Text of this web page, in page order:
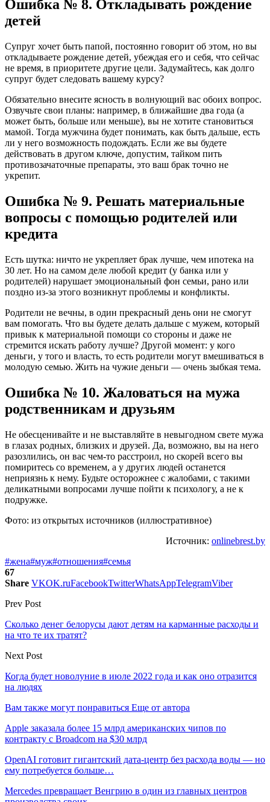
Ошибка № 8. Откладывать рождение
детей
Супруг хочет быть папой, постоянно говорит об этом, но вы
откладываете рождение детей, убеждая его и себя, что сейчас
не время, в приоритете другие цели. Задумайтесь, как долго
супруг будет следовать вашему курсу?
Обязательно внесите ясность в волнующий вас обоих вопрос.
Озвучьте свои планы: например, в ближайшие два года (а
может быть, больше или меньше), вы не хотите становиться
мамой. Тогда мужчина будет понимать, как быть дальше, есть
ли у него возможность подождать. Если же вы будете
действовать в другом ключе, допустим, тайком пить
противозачаточные препараты, это ваш брак точно не
укрепит.
Ошибка № 9. Решать материальные
вопросы с помощью родителей или
кредита
Есть шутка: ничто не укрепляет брак лучше, чем ипотека на
30 лет. Но на самом деле любой кредит (у банка или у
родителей) нарушает эмоциональный фон семьи, рано или
поздно из-за этого возникнут проблемы и конфликты.
Родители не вечны, в один прекрасный день они не смогут
вам помогать. Что вы будете делать дальше с мужем, который
привык к материальной помощи со стороны и даже не
стремится искать работу лучше? Другой момент: у кого
деньги, у того и власть, то есть родители могут вмешиваться в
молодую семью. Жить на чужие деньги — очень зыбкая тема.
Ошибка № 10. Жаловаться на мужа
родственникам и друзьям
Не обесценивайте и не выставляйте в невыгодном свете мужа
в глазах родных, близких и друзей. Да, возможно, вы на него
разозлились, он вас чем-то расстроил, но скорей всего вы
помиритесь со временем, а у других людей останется
неприязнь к нему. Будьте осторожнее с жалобами, с такими
деликатными вопросами лучше пойти к психологу, а не к
подружке.
Фото: из открытых источников (иллюстративное)
Источник: onlinebrest.by
#жена#муж#отношения#семья
67
Share VKOK.ruFacebookTwitterWhatsAppTelegramViber
Prev Post
Сколько денег белорусы дают детям на карманные расходы и
на что те их тратят?
Next Post
Когда будет новолуние в июле 2022 года и как оно отразится
на людях
Вам также могут понравиться Еще от автора
Apple заказала более 15 млрд американских чипов по
контракту с Broadcom на $30 млрд
OpenAI готовит гигантский дата-центр без расхода воды — но
ему потребуется больше…
Mercedes превращает Венгрию в один из главных центров